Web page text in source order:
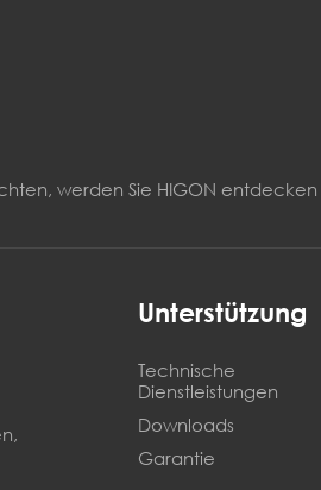
werden Sie HIGON entdecken
Unterstützung
Technische
Dienstleistungen
Downloads
Garantie